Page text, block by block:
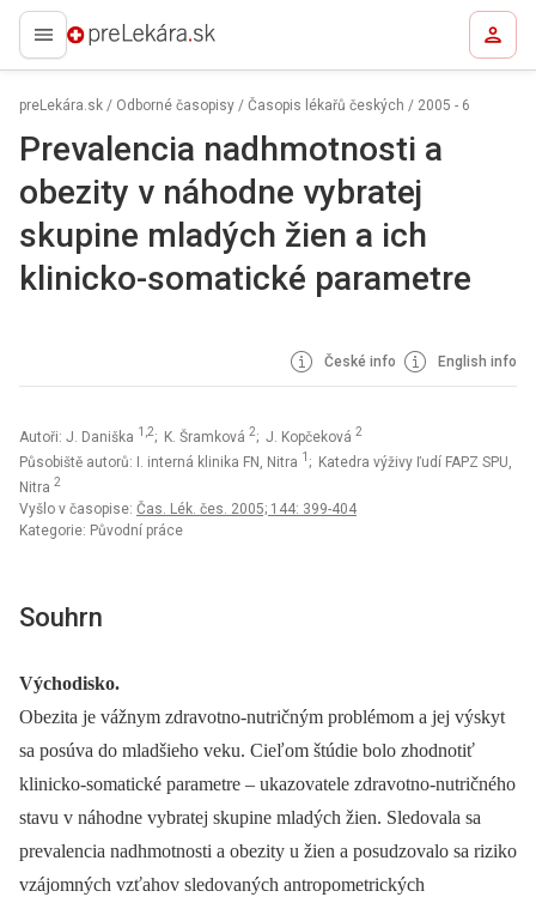
preLekára.sk
preLekára.sk / Odborné časopisy / Časopis lékařů českých / 2005 - 6
Prevalencia nadhmotnosti a
obezity v náhodne vybratej
skupine mladých žien a ich
klinicko-somatické parametre
České info English info
Autoři: J. Daniška 1,2; K. Šramková 2; J. Kopčeková 2
Působiště autorů: I. interná klinika FN, Nitra 1 ; Katedra výživy ľudí FAPZ SPU,
Nitra 2
Vyšlo v časopise: Čas. Lék. čes. 2005; 144: 399-404
Kategorie: Původní práce
Souhrn
Východisko.
Obezita je vážnym zdravotno-nutričným problémom a jej výskyt
sa posúva do mladšieho veku. Cieľom štúdie bolo zhodnotiť
klinicko-somatické parametre –⁠ ukazovatele zdravotno-nutričného
stavu v náhodne vybratej skupine mladých žien. Sledovala sa
prevalencia nadhmotnosti a obezity u žien a posudzovalo sa riziko
vzájomných vzťahov sledovaných antropometrických